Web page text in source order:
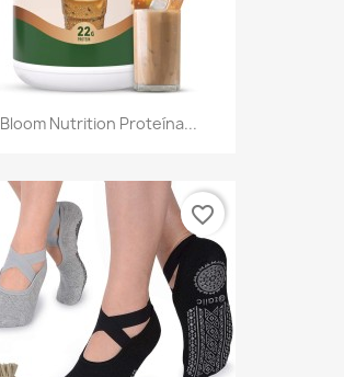
Bloom Nutrition Proteína...
favorite_border